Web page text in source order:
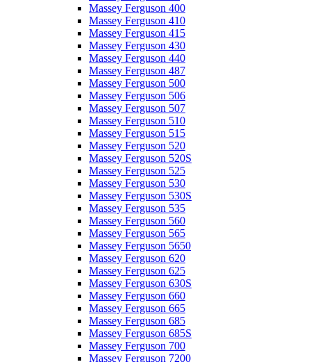
Massey Ferguson 400
Massey Ferguson 410
Massey Ferguson 415
Massey Ferguson 430
Massey Ferguson 440
Massey Ferguson 487
Massey Ferguson 500
Massey Ferguson 506
Massey Ferguson 507
Massey Ferguson 510
Massey Ferguson 515
Massey Ferguson 520
Massey Ferguson 520S
Massey Ferguson 525
Massey Ferguson 530
Massey Ferguson 530S
Massey Ferguson 535
Massey Ferguson 560
Massey Ferguson 565
Massey Ferguson 5650
Massey Ferguson 620
Massey Ferguson 625
Massey Ferguson 630S
Massey Ferguson 660
Massey Ferguson 665
Massey Ferguson 685
Massey Ferguson 685S
Massey Ferguson 700
Massey Ferguson 7200